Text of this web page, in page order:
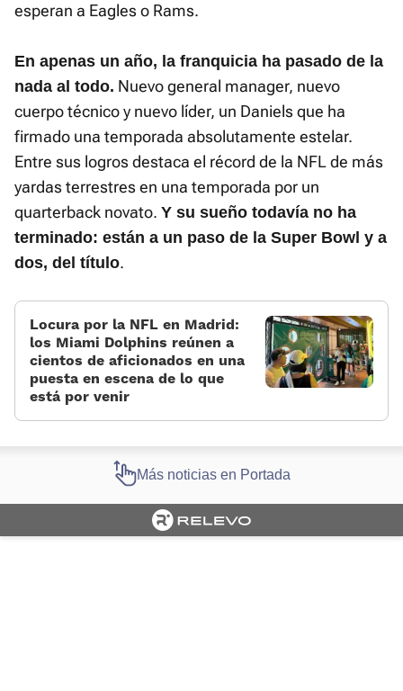
esperan a Eagles o Rams.
En apenas un año, la franquicia ha pasado de la
nada al todo. Nuevo general manager, nuevo
cuerpo técnico y nuevo líder, un Daniels que ha
firmado una temporada absolutamente estelar.
Entre sus logros destaca el récord de la NFL de más
yardas terrestres en una temporada por un
quarterback novato. Y su sueño todavía no ha
terminado: están a un paso de la Super Bowl y a
dos, del título.
Locura por la NFL en Madrid:
los Miami Dolphins reúnen a
cientos de aficionados en una
puesta en escena de lo que
está por venir
Más noticias en Portada